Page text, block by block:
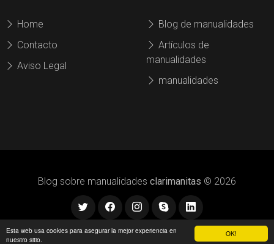
OK!
Esta web usa cookies para asegurar la mejor experiencia en
nuestro sitio.
Home
Contacto
Aviso Legal
Blog de manualidades
Artículos de
manualidades
manualidades
Blog sobre manualidades clarimanitas © 2026